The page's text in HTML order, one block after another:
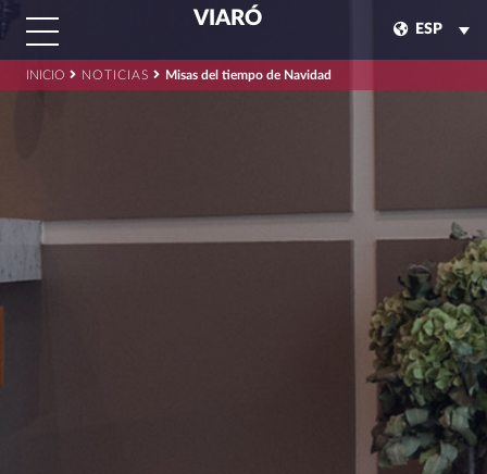
VIARÓ
ESP
INICIO NOTICIAS Misas del tiempo de Navidad